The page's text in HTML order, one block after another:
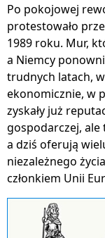
Po pokojowej
protestowało
1989 roku. Mur,
a Niemcy
trudnych latach,
ekonomicznie, w
zyskały już
gospodarczej, ale
a dziś oferują
niezależnego
członkiem Unii